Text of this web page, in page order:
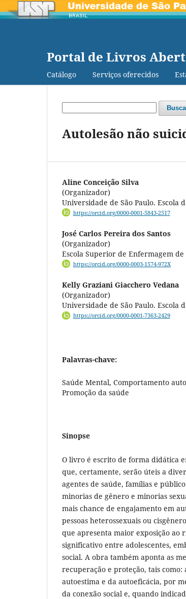
Portal de Livros
Catálogo Serviços oferecidos
Autolesão não
Aline Conceição Silva
(Organizador)
Universidade de São Paulo. Escola
https://orcid.org/0000-0001-5843-2517
José Carlos Pereira dos Santos
(Organizador)
Escola Superior de Enfermagem
https://orcid.org/0000-0003-1574-972X
Kelly Graziani Giacchero Vedana
(Organizador)
Universidade de São Paulo. Escola
https://orcid.org/0000-0001-7363-2429
Palavras-chave:
Saúde Mental, Comportamento
Promoção da saúde
Sinopse
O livro é escrito de forma didática
que, certamente, serão úteis a
agentes de saúde, famílias e
minorias de gênero e minorias
mais chance de engajamento em
pessoas heterossexuais ou
que apresenta maior exposição ao
significativo entre adolescentes,
social. A obra também aponta as
recuperação e proteção, tais
autoestima e da autoeficácia, por
da conexão social e, quando